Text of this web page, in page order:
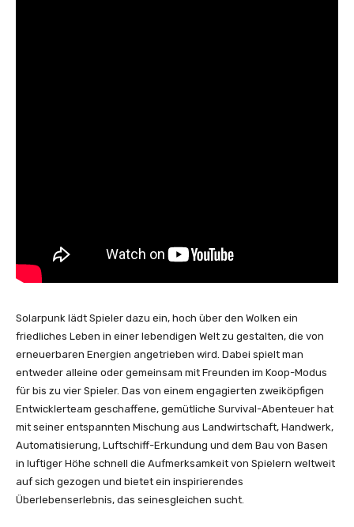
Solarpunk lädt Spieler dazu ein, hoch über den Wolken ein
friedliches Leben in einer lebendigen Welt zu gestalten, die von
erneuerbaren Energien angetrieben wird. Dabei spielt man
entweder alleine oder gemeinsam mit Freunden im Koop-Modus
für bis zu vier Spieler. Das von einem engagierten zweiköpfigen
Entwicklerteam geschaffene, gemütliche Survival-Abenteuer hat
mit seiner entspannten Mischung aus Landwirtschaft, Handwerk,
Automatisierung, Luftschiff-Erkundung und dem Bau von Basen
in luftiger Höhe schnell die Aufmerksamkeit von Spielern weltweit
auf sich gezogen und bietet ein inspirierendes
Überlebenserlebnis, das seinesgleichen sucht.